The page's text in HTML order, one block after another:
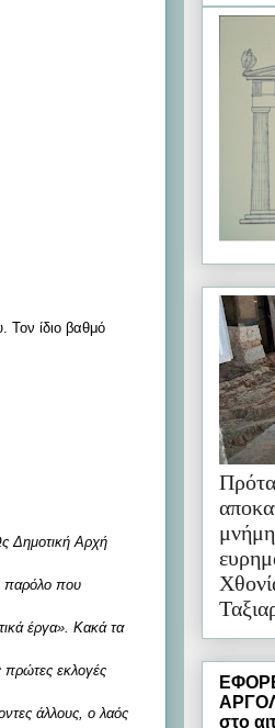
Τον ίδιο βαθμό
Δημοτική Αρχή
παρόλο που
έργα». Κακά τα
πρώτες εκλογές
άλλους, ο λαός
στο